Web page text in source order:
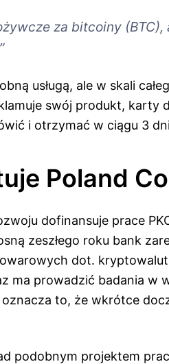
za bitcoiny
usługą, ale w skali
swój produkt, karty
i otrzymać w ciągu 3
Poland
dofinansuje prace
zeszłego roku bank
dot.
ma prowadzić badania w
to, że wkrótce
podobnym projektem